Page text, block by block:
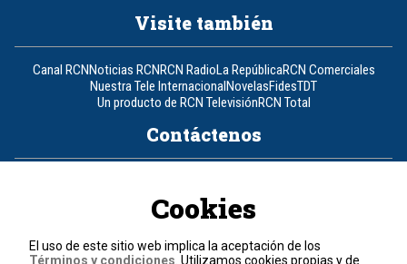
Visite también
Canal RCNNoticias RCNRCN RadioLa RepúblicaRCN Comerciales
Nuestra Tele InternacionalNovelasFidesTDT
Un producto de RCN TelevisiónRCN Total
Contáctenos
Política de cookies
Términos y condiciones
Cookies
El uso de este sitio web implica la aceptación de los
Términos y condiciones . Utilizamos cookies propias y de